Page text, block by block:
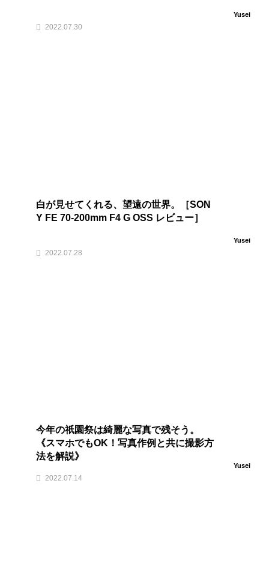
Yusei
2022.07.30
白が見せてくれる、望遠の世界。［SON
Y FE 70-200mm F4 G OSS レビュー］
Yusei
2022.07.28
今年の祇園祭は綺麗な写真で残そう。
《スマホでもOK！写真作例と共に撮影方
法を解説》
Yusei
2022.07.14